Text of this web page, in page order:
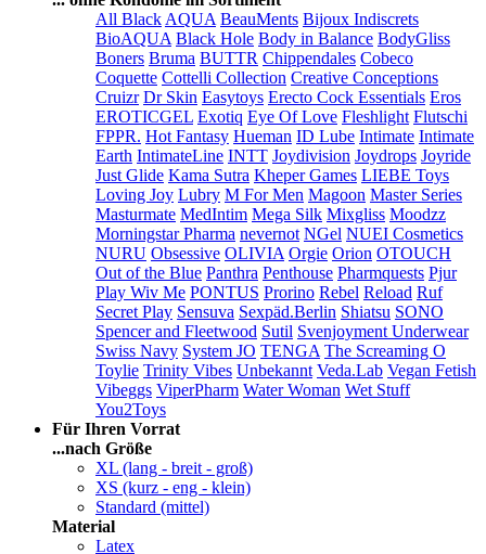
All Black AQUA BeauMents Bijoux Indiscrets
BioAQUA Black Hole Body in Balance BodyGliss
Boners Bruma BUTTR Chippendales Cobeco
Coquette Cottelli Collection Creative Conceptions
Cruizr Dr Skin Easytoys Erecto Cock Essentials Eros
EROTICGEL Exotiq Eye Of Love Fleshlight Flutschi
FPPR. Hot Fantasy Hueman ID Lube Intimate Intimate
Earth IntimateLine INTT Joydivision Joydrops Joyride
Just Glide Kama Sutra Kheper Games LIEBE Toys
Loving Joy Lubry M For Men Magoon Master Series
Masturmate MedIntim Mega Silk Mixgliss Moodzz
Morningstar Pharma nevernot NGel NUEI Cosmetics
NURU Obsessive OLIVIA Orgie Orion OTOUCH
Out of the Blue Panthra Penthouse Pharmquests Pjur
Play Wiv Me PONTUS Prorino Rebel Reload Ruf
Secret Play Sensuva Sexpäd.Berlin Shiatsu SONO
Spencer and Fleetwood Sutil Svenjoyment Underwear
Swiss Navy System JO TENGA The Screaming O
Toylie Trinity Vibes Unbekannt Veda.Lab Vegan Fetish
Vibeggs ViperPharm Water Woman Wet Stuff
You2Toys
Für Ihren Vorrat
...nach Größe
XL (lang - breit - groß)
XS (kurz - eng - klein)
Standard (mittel)
Material
Latex